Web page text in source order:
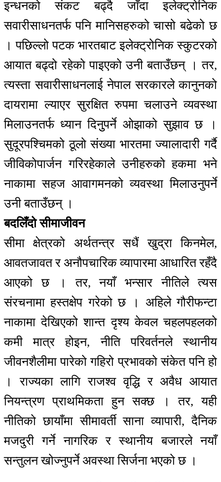
इन्धनको संकट बढ्दै जाँदा इलेक्ट्रोनिक
सवारीसाधनतर्फ पनि मानिसहरुको चासो बढेको छ
। पछिल्लो पटक भारतबाट इलेक्ट्रोनिक स्कुटरको
आयात बढ्दो रहेको पाइएको उनी बताउँछन् । तर,
त्यस्ता सवारीसाधनलाई नेपाल सरकारले कानुनको
दायरामा ल्याएर सुरक्षित रुपमा चलाउने व्यवस्था
मिलाउनतर्फ ध्यान दिनुुपर्ने ओझाको सुझाव छ ।
सुदूरपश्चिमको ठूलो संख्या भारतमा ज्यालादारी गर्दै
जीविकोपार्जन गरिरहेकाले उनीहरुको हकमा भने
नाकामा सहज आवागमनको व्यवस्था मिलाउनुपर्ने
उनी बताउँछन् ।
बदलिँदो सीमाजीवन
सीमा क्षेत्रको अर्थतन्त्र सधैं खुद्रा किनमेल,
आवतजावत र अनौपचारिक व्यापारमा आधारित रहँदै
आएको छ । तर, नयाँ भन्सार नीतिले त्यस
संरचनामा हस्तक्षेप गरेको छ । अहिले गौरीफन्टा
नाकामा देखिएको शान्त दृश्य केवल चहलपहलको
कमी मात्र होइन, नीति परिवर्तनले स्थानीय
जीवनशैलीमा पारेको गहिरो प्रभावको संकेत पनि हो
। राज्यका लागि राजश्व वृद्धि र अवैध आयात
नियन्त्रण प्राथमिकता हुन सक्छ । तर, यही
नीतिको छायाँमा सीमावर्ती साना व्यापारी, दैनिक
मजदुरी गर्ने नागरिक र स्थानीय बजारले नयाँ
सन्तुलन खोज्नुपर्ने अवस्था सिर्जना भएको छ ।